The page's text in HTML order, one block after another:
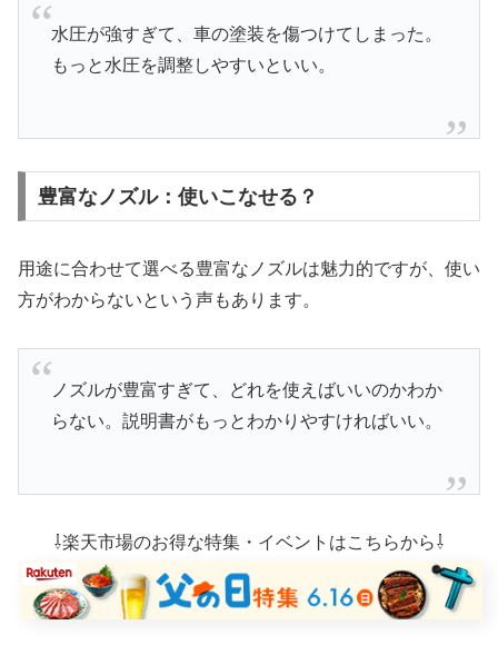
水圧が強すぎて、車の塗装を傷つけてしまった。
もっと水圧を調整しやすいといい。
豊富なノズル：使いこなせる？
用途に合わせて選べる豊富なノズルは魅力的ですが、使い
方がわからないという声もあります。
ノズルが豊富すぎて、どれを使えばいいのかわか
らない。説明書がもっとわかりやすければいい。
⇩楽天市場のお得な特集・イベントはこちらから⇩